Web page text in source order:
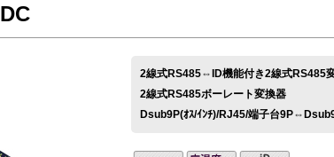
2線式RS485⇔ID機能付き2線式RS485
2線式RS485ボーレート変換器
Dsub9P(ｵｽ/ｲﾝﾁ)/RJ45/端子台